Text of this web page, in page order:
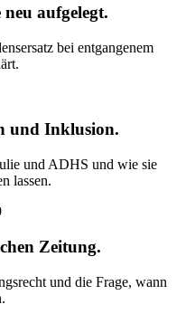
aufgelegt.
bei entgangenem
und Inklusion.
und ADHS und wie sie
lassen.
Zeitung.
und die Frage, wann